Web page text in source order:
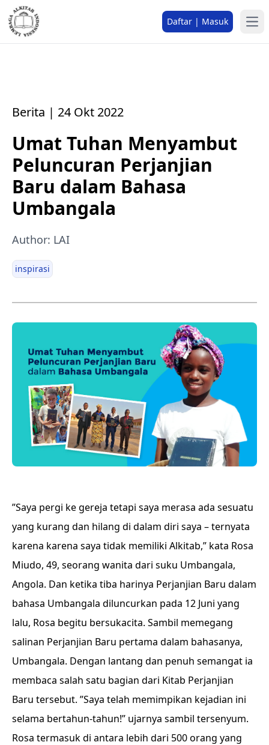
Daftar | Masuk
Berita | 24 Okt 2022
Umat Tuhan Menyambut
Peluncuran Perjanjian
Baru dalam Bahasa
Umbangala
Author: LAI
inspirasi
”Saya pergi ke gereja tetapi saya merasa ada sesuatu
yang kurang dan hilang di dalam diri saya – ternyata
karena karena saya tidak memiliki Alkitab,” kata Rosa
Miudo, 49, seorang wanita dari suku Umbangala,
Angola. Dan ketika tiba harinya Perjanjian Baru dalam
bahasa Umbangala diluncurkan pada 12 Juni yang
lalu, Rosa begitu bersukacita. Sambil memegang
salinan Perjanjian Baru pertama dalam bahasanya,
Umbangala. Dengan lantang dan penuh semangat ia
membaca salah satu bagian dari Kitab Perjanjian
Baru tersebut. ”Saya telah memimpikan kejadian ini
selama bertahun-tahun!” ujarnya sambil tersenyum.
Rosa termasuk di antara lebih dari 500 orang yang